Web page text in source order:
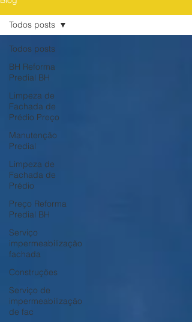
Todos posts
BH Reforma
Predial BH
Limpeza de
Fachada de
Prédio Preço
Manutenção
Predial
Limpeza de
Fachada de
Prédio
Preço Reforma
Predial BH
Serviço
impermeabilização
fachada
Construções
Serviço de
impermeabilização
de fac
Todos posts